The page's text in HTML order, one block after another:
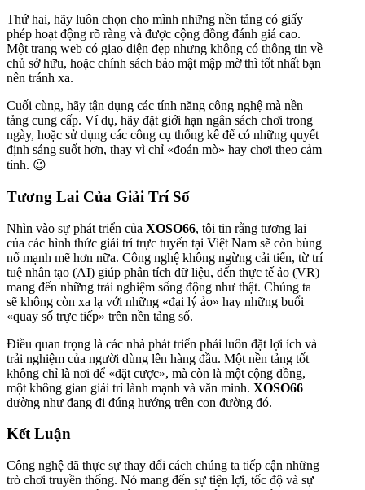
Thứ hai, hãy luôn chọn cho mình những nền tảng có giấy
phép hoạt động rõ ràng và được cộng đồng đánh giá cao.
Một trang web có giao diện đẹp nhưng không có thông tin về
chủ sở hữu, hoặc chính sách bảo mật mập mờ thì tốt nhất bạn
nên tránh xa.
Cuối cùng, hãy tận dụng các tính năng công nghệ mà nền
tảng cung cấp. Ví dụ, hãy đặt giới hạn ngân sách chơi trong
ngày, hoặc sử dụng các công cụ thống kê để có những quyết
định sáng suốt hơn, thay vì chỉ «đoán mò» hay chơi theo cảm
tính. 😉
Tương Lai Của Giải Trí Số
Nhìn vào sự phát triển của XOSO66, tôi tin rằng tương lai
của các hình thức giải trí trực tuyến tại Việt Nam sẽ còn bùng
nổ mạnh mẽ hơn nữa. Công nghệ không ngừng cải tiến, từ trí
tuệ nhân tạo (AI) giúp phân tích dữ liệu, đến thực tế ảo (VR)
mang đến những trải nghiệm sống động như thật. Chúng ta
sẽ không còn xa lạ với những «đại lý ảo» hay những buổi
«quay số trực tiếp» trên nền tảng số.
Điều quan trọng là các nhà phát triển phải luôn đặt lợi ích và
trải nghiệm của người dùng lên hàng đầu. Một nền tảng tốt
không chỉ là nơi để «đặt cược», mà còn là một cộng đồng,
một không gian giải trí lành mạnh và văn minh. XOSO66
dường như đang đi đúng hướng trên con đường đó.
Kết Luận
Công nghệ đã thực sự thay đổi cách chúng ta tiếp cận những
trò chơi truyền thống. Nó mang đến sự tiện lợi, tốc độ và sự